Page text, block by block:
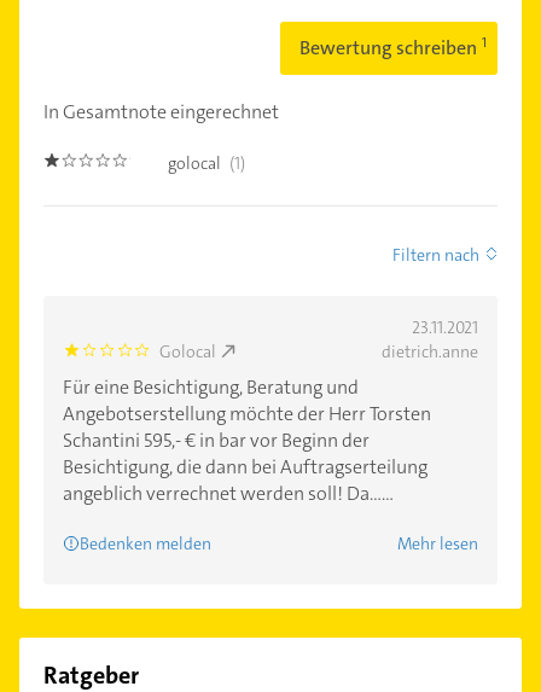
Bewertung schreiben
In Gesamtnote eingerechnet
1.0 golocal (1)
Filtern nach
23.11.2021
1.0 Golocal dietrich.anne
Für eine Besichtigung, Beratung und
Angebotserstellung möchte der Herr Torsten
Schantini 595,- € in bar vor Beginn der
Besichtigung, die dann bei Auftragserteilung
angeblich verrechnet werden soll! Da......
Bedenken melden Mehr lesen
Ratgeber